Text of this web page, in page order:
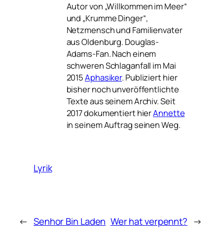
Autor von „Willkommen im Meer“
und „Krumme Dinger“,
Netzmensch und Familienvater
aus Oldenburg. Douglas-
Adams-Fan. Nach einem
schweren Schlaganfall im Mai
2015Aphasiker. Publiziert hier
bisher noch unveröffentlichte
Texte aus seinem Archiv. Seit
2017 dokumentiert hierAnnette
in seinem Auftrag seinen Weg.
Lyrik
← Senhor Bin Laden Wer hat verpennt? →